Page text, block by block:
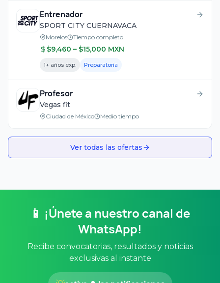
Entrenador
SPORT CITY CUERNAVACA
Morelos Tiempo completo
$9,460 – $15,000 MXN
1+ años exp. Preparatoria
Profesor
Vegas fit
Ciudad de México Medio tiempo
Ver todas las ofertas
📱 ¡Únete a nuestro canal de
WhatsApp!
Recibe convocatorias, resultados y noticias
exclusivas al instante